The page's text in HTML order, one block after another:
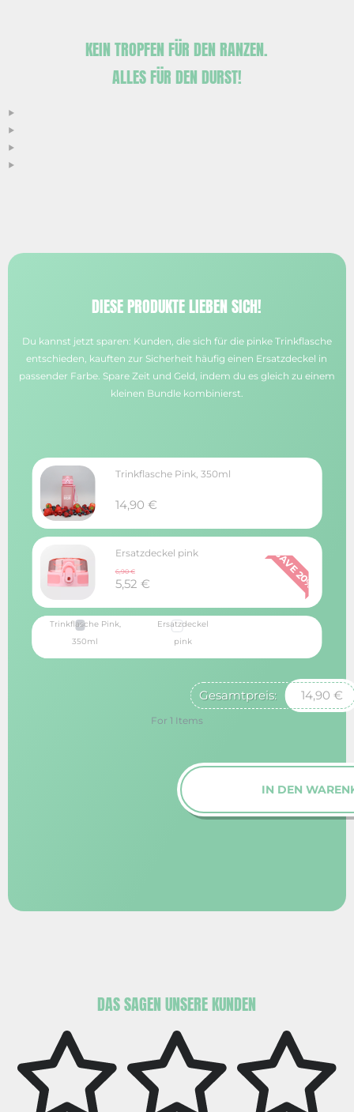
KEIN TROPFEN FÜR DEN RANZEN.
ALLES FÜR DEN DURST!
DIESE PRODUKTE LIEBEN SICH!
Du kannst jetzt sparen: Kunden, die sich für die pinke Trinkflasche
entschieden, kauften zur Sicherheit häufig einen Ersatzdeckel in
passender Farbe. Spare Zeit und Geld, indem du es gleich zu einem
kleinen Bundle kombinierst.
Trinkflasche Pink, 350ml
14,90 €
Ersatzdeckel pink
6,90€
5,52 € SAVE 20%
Trinkflasche Pink,
350ml
Ersatzdeckel
pink
14,90 €
For 1 Items
IN DEN WARENKORB
DAS SAGEN UNSERE KUNDEN